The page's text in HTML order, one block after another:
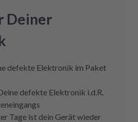
Deiner
defekte Elektronik im Paket
defekte Elektronik i.d.R.
Tage ist dein Gerät wieder